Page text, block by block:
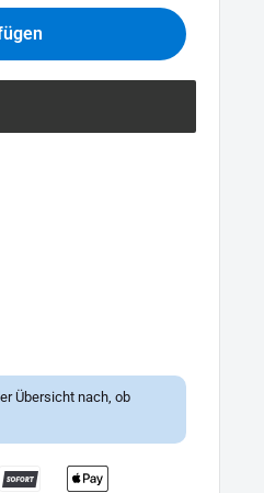
Übersicht nach, ob